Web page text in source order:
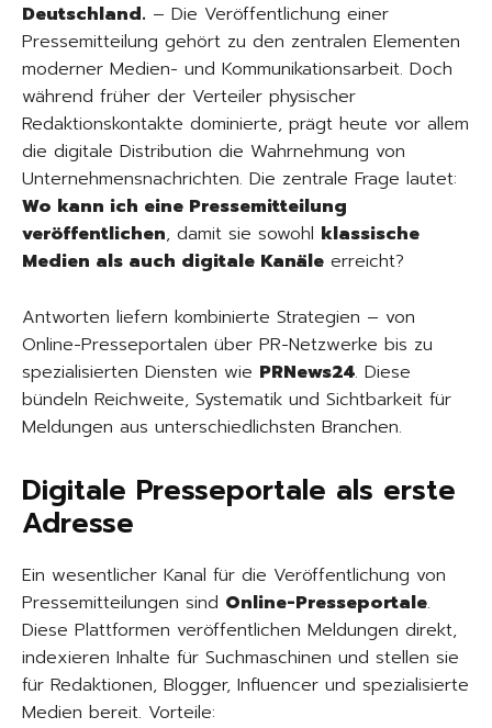
Deutschland. – Die Veröffentlichung einer
Pressemitteilung gehört zu den zentralen Elementen
moderner Medien- und Kommunikationsarbeit. Doch
während früher der Verteiler physischer
Redaktionskontakte dominierte, prägt heute vor allem
die digitale Distribution die Wahrnehmung von
Unternehmensnachrichten. Die zentrale Frage lautet:
Wo kann ich eine Pressemitteilung
veröffentlichen, damit sie sowohl klassische
Medien als auch digitale Kanäle erreicht?
Antworten liefern kombinierte Strategien – von
Online-Presseportalen über PR-Netzwerke bis zu
spezialisierten Diensten wie PRNews24. Diese
bündeln Reichweite, Systematik und Sichtbarkeit für
Meldungen aus unterschiedlichsten Branchen.
Digitale Presseportale als erste
Adresse
Ein wesentlicher Kanal für die Veröffentlichung von
Pressemitteilungen sind Online-Presseportale.
Diese Plattformen veröffentlichen Meldungen direkt,
indexieren Inhalte für Suchmaschinen und stellen sie
für Redaktionen, Blogger, Influencer und spezialisierte
Medien bereit. Vorteile: